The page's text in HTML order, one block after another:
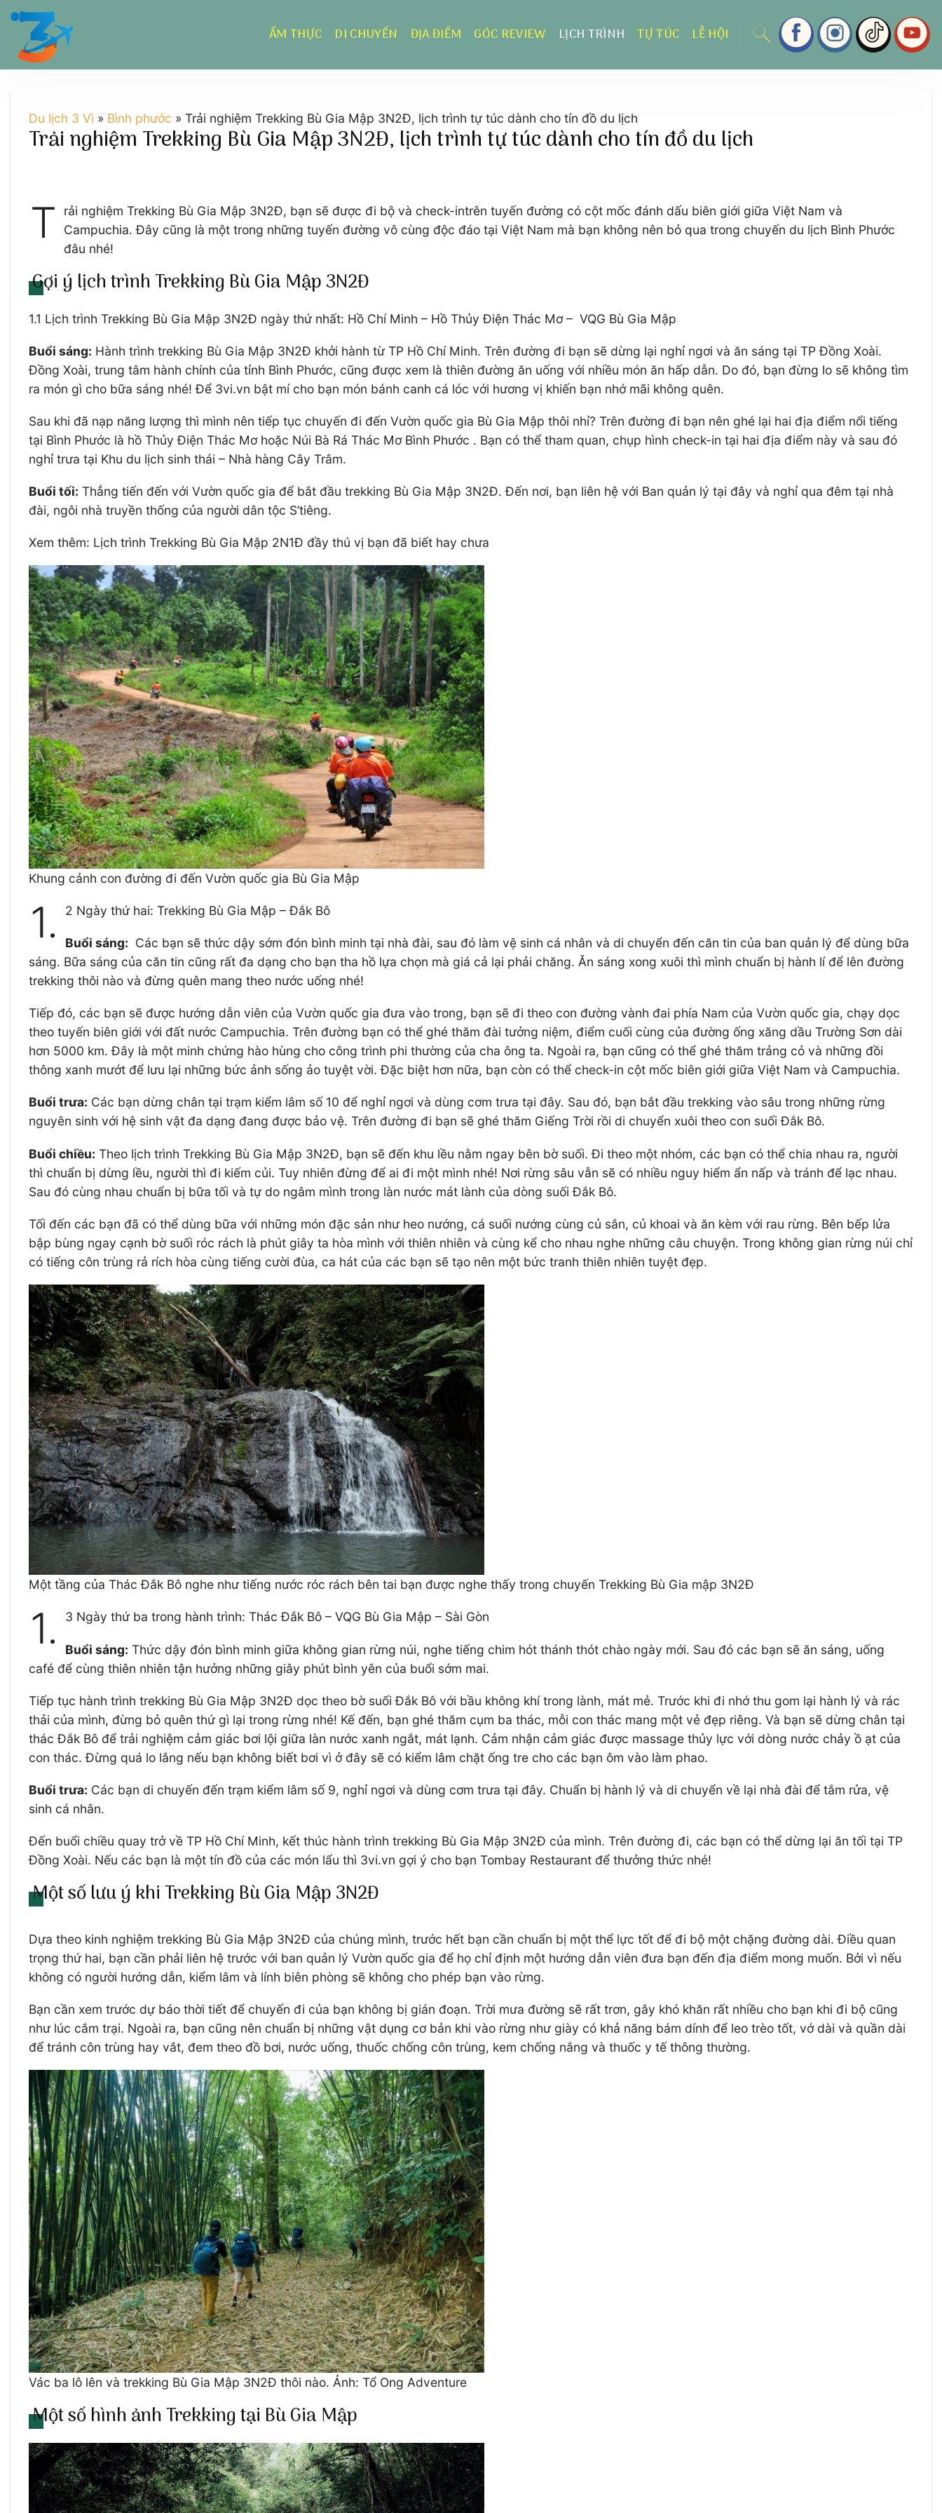
Chuyển
dung
ẨM THỰC DI CHUYỂN ĐỊA ĐIỂM GÓC REVIEW LỊCH TRÌNH TỰ TÚC LỄ HỘI
Du lịch 3 Vì » Bình phước »Trải nghiệm Trekking Bù Gia Mập 3N2Đ, lịch trình tự túc dành cho tín đồ du lịch
Trải nghiệm Trekking Bù Gia Mập 3N2Đ, lịch trình tự túc dành cho tín đồ du lịch
T
rải nghiệm Trekking Bù Gia Mập 3N2Đ, bạn sẽ được đi bộ và check-intrên tuyến đường có cột mốc đánh dấu biên giới giữa Việt Nam và
Campuchia. Đây cũng là một trong những tuyến đường vô cùng độc đáo tại Việt Nam mà bạn không nên bỏ qua trong chuyến du lịch Bình Phước
đâu nhé!
Gợi ý lịch trình Trekking Bù Gia Mập 3N2Đ
1.1 Lịch trình Trekking Bù Gia Mập 3N2Đ ngày thứ nhất: Hồ Chí Minh – Hồ Thủy Điện Thác Mơ – VQG Bù Gia Mập
Buổi sáng: Hành trình trekking Bù Gia Mập 3N2Đ khởi hành từ TP Hồ Chí Minh. Trên đường đi bạn sẽ dừng lại nghỉ ngơi và ăn sáng tại TP Đồng Xoài.
Đồng Xoài, trung tâm hành chính của tỉnh Bình Phước, cũng được xem là thiên đường ăn uống với nhiều món ăn hấp dẫn. Do đó, bạn đừng lo sẽ không tìm
ra món gì cho bữa sáng nhé! Để 3vi.vn bật mí cho bạn món bánh canh cá lóc với hương vị khiến bạn nhớ mãi không quên.
Sau khi đã nạp năng lượng thì mình nên tiếp tục chuyến đi đến Vườn quốc gia Bù Gia Mập thôi nhỉ? Trên đường đi bạn nên ghé lại hai địa điểm nổi tiếng
tại Bình Phước là hồ Thủy Điện Thác Mơ hoặc Núi Bà Rá Thác Mơ Bình Phước . Bạn có thể tham quan, chụp hình check-in tại hai địa điểm này và sau đó
nghỉ trưa tại Khu du lịch sinh thái – Nhà hàng Cây Trâm.
Buổi tối: Thẳng tiến đến với Vườn quốc gia để bắt đầu trekking Bù Gia Mập 3N2Đ. Đến nơi, bạn liên hệ với Ban quản lý tại đây và nghỉ qua đêm tại nhà
đài, ngôi nhà truyền thống của người dân tộc S’tiêng.
Xem thêm: Lịch trình Trekking Bù Gia Mập 2N1Đ đầy thú vị bạn đã biết hay chưa
Khung cảnh con đường đi đến Vườn quốc gia Bù Gia Mập
1. 2 Ngày thứ hai: Trekking Bù Gia Mập – Đắk Bô
Buổi sáng: Các bạn sẽ thức dậy sớm đón bình minh tại nhà đài, sau đó làm vệ sinh cá nhân và di chuyển đến căn tin của ban quản lý để dùng bữa
sáng. Bữa sáng của căn tin cũng rất đa dạng cho bạn tha hồ lựa chọn mà giá cả lại phải chăng. Ăn sáng xong xuôi thì mình chuẩn bị hành lí để lên đường
trekking thôi nào và đừng quên mang theo nước uống nhé!
Tiếp đó, các bạn sẽ được hướng dẫn viên của Vườn quốc gia đưa vào trong, bạn sẽ đi theo con đường vành đai phía Nam của Vườn quốc gia, chạy dọc
theo tuyến biên giới với đất nước Campuchia. Trên đường bạn có thể ghé thăm đài tưởng niệm, điểm cuối cùng của đường ống xăng dầu Trường Sơn dài
hơn 5000 km. Đây là một minh chứng hào hùng cho công trình phi thường của cha ông ta. Ngoài ra, bạn cũng có thể ghé thăm trảng cỏ và những đồi
thông xanh mướt để lưu lại những bức ảnh sống ảo tuyệt vời. Đặc biệt hơn nữa, bạn còn có thể check-in cột mốc biên giới giữa Việt Nam và Campuchia.
Buổi trưa: Các bạn dừng chân tại trạm kiểm lâm số 10 để nghỉ ngơi và dùng cơm trưa tại đây. Sau đó, bạn bắt đầu trekking vào sâu trong những rừng
nguyên sinh với hệ sinh vật đa dạng đang được bảo vệ. Trên đường đi bạn sẽ ghé thăm Giếng Trời rồi di chuyển xuôi theo con suối Đắk Bô.
Buổi chiều: Theo lịch trình Trekking Bù Gia Mập 3N2Đ, bạn sẽ đến khu lều nằm ngay bên bờ suối. Đi theo một nhóm, các bạn có thể chia nhau ra, người
thì chuẩn bị dừng lều, người thì đi kiếm củi. Tuy nhiên đừng để ai đi một mình nhé! Nơi rừng sâu vẫn sẽ có nhiều nguy hiểm ẩn nấp và tránh để lạc nhau.
Sau đó cùng nhau chuẩn bị bữa tối và tự do ngâm mình trong làn nước mát lành của dòng suối Đắk Bô.
Tối đến các bạn đã có thể dùng bữa với những món đặc sản như heo nướng, cá suối nướng cùng củ sắn, củ khoai và ăn kèm với rau rừng. Bên bếp lửa
bập bùng ngay cạnh bờ suối róc rách là phút giây ta hòa mình với thiên nhiên và cùng kể cho nhau nghe những câu chuyện. Trong không gian rừng núi chỉ
có tiếng côn trùng rả rích hòa cùng tiếng cười đùa, ca hát của các bạn sẽ tạo nên một bức tranh thiên nhiên tuyệt đẹp.
Một tầng của Thác Đắk Bô nghe như tiếng nước róc rách bên tai bạn được nghe thấy trong chuyến Trekking Bù Gia mập 3N2Đ
1. 3 Ngày thứ ba trong hành trình: Thác Đắk Bô – VQG Bù Gia Mập – Sài Gòn
Buổi sáng: Thức dậy đón bình minh giữa không gian rừng núi, nghe tiếng chim hót thánh thót chào ngày mới. Sau đó các bạn sẽ ăn sáng, uống
café để cùng thiên nhiên tận hưởng những giây phút bình yên của buổi sớm mai.
Tiếp tục hành trình trekking Bù Gia Mập 3N2Đ dọc theo bờ suối Đắk Bô với bầu không khí trong lành, mát mẻ. Trước khi đi nhớ thu gom lại hành lý và rác
thải của mình, đừng bỏ quên thứ gì lại trong rừng nhé! Kế đến, bạn ghé thăm cụm ba thác, mỗi con thác mang một vẻ đẹp riêng. Và bạn sẽ dừng chân tại
thác Đắk Bô để trải nghiệm cảm giác bơi lội giữa làn nước xanh ngắt, mát lạnh. Cảm nhận cảm giác được massage thủy lực với dòng nước chảy ồ ạt của
con thác. Đừng quá lo lắng nếu bạn không biết bơi vì ở đây sẽ có kiểm lâm chặt ống tre cho các bạn ôm vào làm phao.
Buổi trưa: Các bạn di chuyến đến trạm kiểm lâm số 9, nghỉ ngơi và dùng cơm trưa tại đây. Chuẩn bị hành lý và di chuyển về lại nhà đài để tắm rửa, vệ
sinh cá nhân.
Đến buổi chiều quay trở về TP Hồ Chí Minh, kết thúc hành trình trekking Bù Gia Mập 3N2Đ của mình. Trên đường đi, các bạn có thể dừng lại ăn tối tại TP
Đồng Xoài. Nếu các bạn là một tín đồ của các món lẩu thì 3vi.vn gợi ý cho bạn Tombay Restaurant để thưởng thức nhé!
Một số lưu ý khi Trekking Bù Gia Mập 3N2Đ
Dựa theo kinh nghiệm trekking Bù Gia Mập 3N2Đ của chúng mình, trước hết bạn cần chuẩn bị một thể lực tốt để đi bộ một chặng đường dài. Điều quan
trọng thứ hai, bạn cần phải liên hệ trước với ban quản lý Vườn quốc gia để họ chỉ định một hướng dẫn viên đưa bạn đến địa điểm mong muốn. Bởi vì nếu
không có người hướng dẫn, kiểm lâm và lính biên phòng sẽ không cho phép bạn vào rừng.
Bạn cần xem trước dự báo thời tiết để chuyến đi của bạn không bị gián đoạn. Trời mưa đường sẽ rất trơn, gây khó khăn rất nhiều cho bạn khi đi bộ cũng
như lúc cắm trại. Ngoài ra, bạn cũng nên chuẩn bị những vật dụng cơ bản khi vào rừng như giày có khả năng bám dính để leo trèo tốt, vớ dài và quần dài
để tránh côn trùng hay vắt, đem theo đồ bơi, nước uống, thuốc chống côn trùng, kem chống nắng và thuốc y tế thông thường.
Vác ba lô lên và trekking Bù Gia Mập 3N2Đ thôi nào. Ảnh: Tổ Ong Adventure
Một số hình ảnh Trekking tại Bù Gia Mập